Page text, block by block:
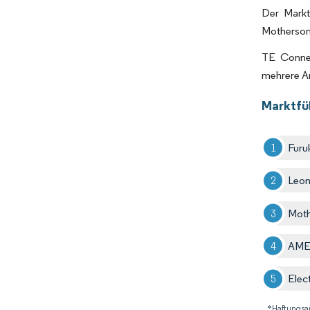
Der
TE
mehrere